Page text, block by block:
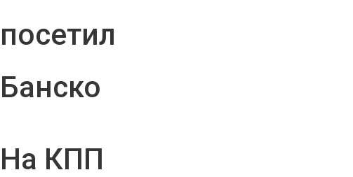
посетил
Банско
На КПП